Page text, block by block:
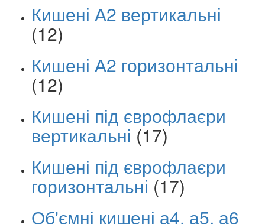
Кишені А2 вертикальні
(12)
Кишені А2 горизонтальні
(12)
Кишені під єврофлаєри
вертикальні (17)
Кишені під єврофлаєри
горизонтальні (17)
Об'ємні кишені а4, а5, а6